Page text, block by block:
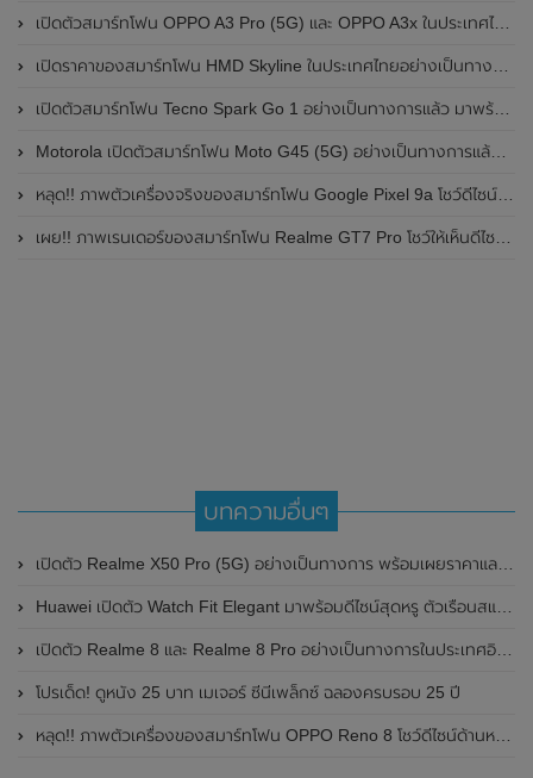
เปิดตัวสมาร์ทโฟน OPPO A3 Pro (5G) และ OPPO A3x ในประเทศไทยอย่างเป็นทางการแล้ว ในราคาเริ่มต้นเพียง 3,999 บาท
เปิดราคาของสมาร์ทโฟน HMD Skyline ในประเทศไทยอย่างเป็นทางการแล้ว ราคา 14,990 บาท
เปิดตัวสมาร์ทโฟน Tecno Spark Go 1 อย่างเป็นทางการแล้ว มาพร้อมหน้าจอแสดงผล LCD / 120Hz , แบตเตอรี่ 5,000mAh และใช้ชิปเซ็ต Unisoc
Motorola เปิดตัวสมาร์ทโฟน Moto G45 (5G) อย่างเป็นทางการแล้วในอินเดีย
หลุด!! ภาพตัวเครื่องจริงของสมาร์ทโฟน Google Pixel 9a โชว์ดีไซน์ใหม่ กล้องหลังแบนราบ ไม่มีกรอบของกล้องแล้ว
เผย!! ภาพเรนเดอร์ของสมาร์ทโฟน Realme GT7 Pro โชว์ให้เห็นดีไซน์ใหม่ พร้อมเผยรายละเอียดสเปกที่สำคัญบางส่วน
บทความอื่นๆ
เปิดตัว Realme X50 Pro (5G) อย่างเป็นทางการ พร้อมเผยราคาและสเปกแบบจัดเต็ม
Huawei เปิดตัว Watch Fit Elegant มาพร้อมดีไซน์สุดหรู ตัวเรือนสแตนเลสและสีใหม่
เปิดตัว Realme 8 และ Realme 8 Pro อย่างเป็นทางการในประเทศอินเดีย มาพร้อมกล้องหลังความละเอียดสูงสุด 108 MP , ชาร์จไว 50W
โปรเด็ด! ดูหนัง 25 บาท เมเจอร์ ซีนีเพล็กซ์ ฉลองครบรอบ 25 ปี
หลุด!! ภาพตัวเครื่องของสมาร์ทโฟน OPPO Reno 8 โชว์ดีไซน์ด้านหลังที่แตกต่างไปจากเดิม